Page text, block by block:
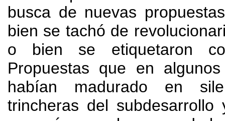
busca de nuevas propuestas
bien se tachó de
o bien se etiquetaron
Propuestas que en
habían madurado en
trincheras del